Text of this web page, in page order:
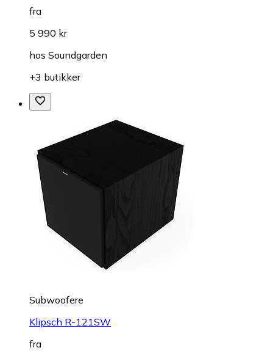
fra
5 990 kr
hos Soundgarden
+3 butikker
Subwoofere
Klipsch R-121SW
fra